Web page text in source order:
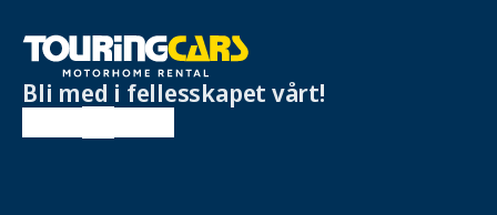
Bli med i fellesskapet vårt!